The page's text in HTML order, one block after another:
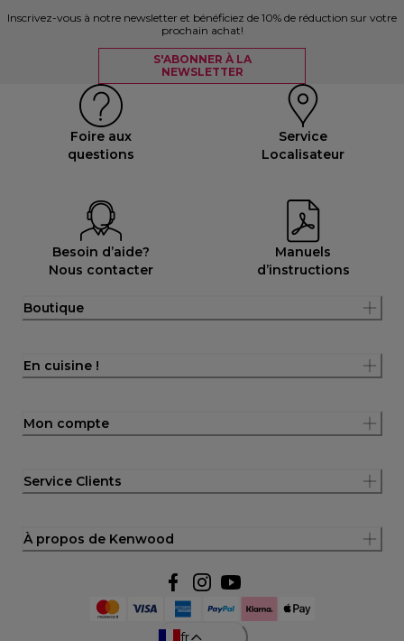
Inscrivez-vous à notre newsletter et bénéficiez de 10% de réduction sur votre
prochain achat!
S'ABONNER À LA
NEWSLETTER
Foire aux
questions
Service
Localisateur
Besoin d’aide?
Nous contacter
Manuels
d’instructions
Boutique
En cuisine !
Mon compte
Service Clients
À propos de Kenwood
fr